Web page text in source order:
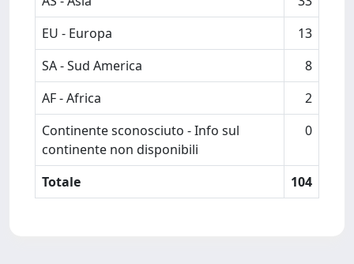
EU - Europa
13
SA - Sud America
8
AF - Africa
2
Continente sconosciuto - Info sul
continente non disponibili
0
Totale 104